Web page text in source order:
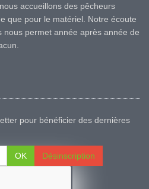
accueillons des pêcheurs
que pour le matériel. Notre écoute
nous permet année après année de
pour bénéficier des dernières
OK Désinscription